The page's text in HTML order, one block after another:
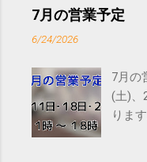
ので
7月の営業予定
6/24/2026
7月の
(土)、
りま
れな